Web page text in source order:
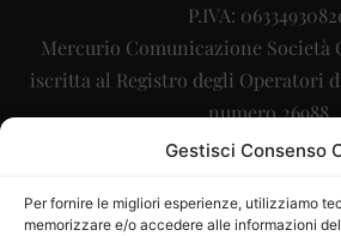
Gestisci Consenso
Per fornire le migliori esperienze, utilizziamo
memorizzare e/o accedere alle informazioni
P.IVA:
Mercurio Comunicazione Società
iscritta al Registro degli Operatori
numero 26988
Sito gestito daLa Digitale srl–